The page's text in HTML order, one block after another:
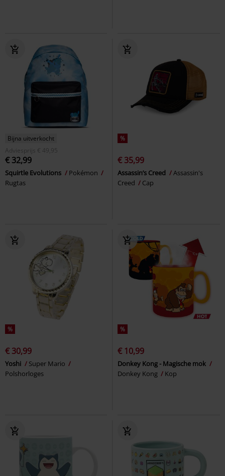
Bijna uitverkocht
Adviesprijs
€ 49,95
€ 32,99
Squirtle Evolutions
Pokémon
Rugtas
%
€ 35,99
Assassin’s Creed
Assassin's
Creed
Cap
%
€ 30,99
Yoshi
Super Mario
Polshorloges
%
€ 10,99
Donkey Kong - Magische mok
Donkey Kong
Kop